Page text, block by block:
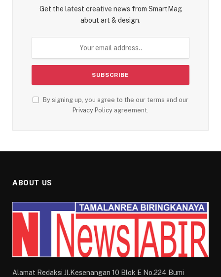
Get the latest creative news from SmartMag
about art & design.
By signing up, you agree to the our terms and our
Privacy Policy agreement.
ABOUT US
Alamat Redaksi Jl.Kesenangan 10 Blok E No.224 Bumi